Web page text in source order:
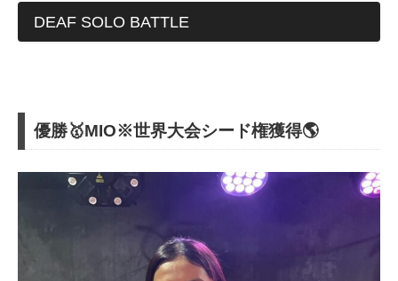
DEAF SOLO BATTLE
優勝🥇MIO※世界大会シード権獲得🌎